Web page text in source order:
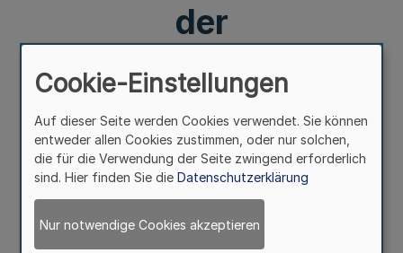
der
Zahnärztekammer
Nordrhein;
Düsseldorf vom
30.3./28.4.1994
Cookie-Einstellungen
Auf dieser Seite werden Cookies verwendet. Sie können
entweder allen Cookies zustimmen, oder nur solchen,
die für die Verwendung der Seite zwingend erforderlich
sind. Hier finden Sie die Datenschutzerklärung
Nur notwendige Cookies akzeptieren